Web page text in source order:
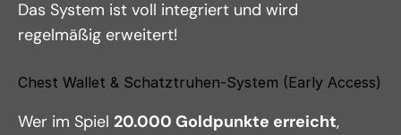
Das System ist voll integriert und wird
regelmäßig erweitert!
Chest Wallet & Schatztruhen-System (Early Access)
Wer im Spiel 20.000 Goldpunkte erreicht,